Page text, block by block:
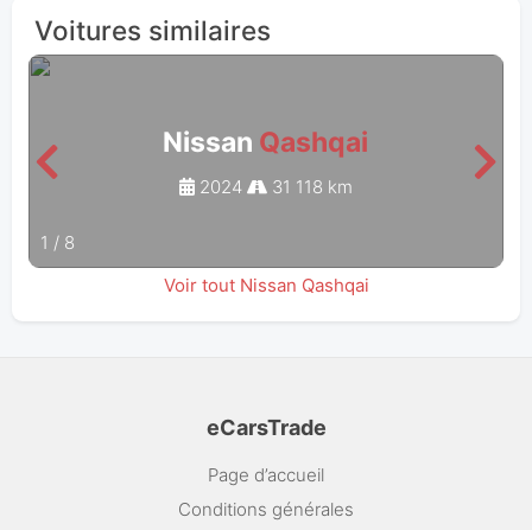
Voitures similaires
Nissan Qashqai
2024 31 118 km
1 / 8
Voir tout Nissan Qashqai
eCarsTrade
Page d’accueil
Conditions générales